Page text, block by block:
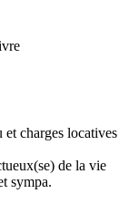
et charges locatives
de la vie
sympa.